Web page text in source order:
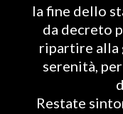
la fine dello
da decreto
ripartire alla
serenità,
Restate